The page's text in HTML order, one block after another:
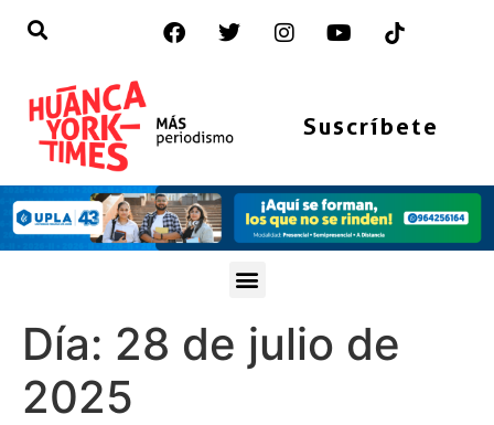
Suscríbete
Día: 28 de julio de
2025